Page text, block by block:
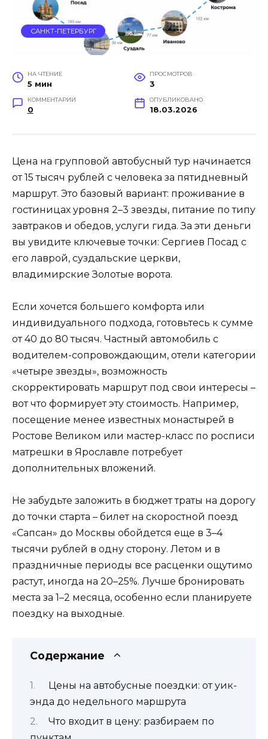
САНКТ-ПЕТЕРБУРГ
НА ЧТЕНИЕ
5 мин
ПРОСМОТРОВ
3
КОММЕНТАРИИ
0
ОПУБЛИКОВАНО
18.03.2026
Цена на групповой автобусный тур начинается
от 15 тысяч рублей с человека за пятидневный
маршрут. Это базовый вариант: проживание в
гостиницах уровня 2–3 звезды, питание по типу
завтраков и обедов, услуги гида. За эти деньги
вы увидите ключевые точки: Сергиев Посад с
его лаврой, суздальские церкви,
владимирские Золотые ворота.
Если хочется большего комфорта или
индивидуального подхода, готовьтесь к сумме
от 40 до 80 тысяч. Частный автомобиль с
водителем-сопровождающим, отели категории
«четыре звезды», возможность
скорректировать маршрут под свои интересы –
вот что формирует эту стоимость. Например,
посещение менее известных монастырей в
Ростове Великом или мастер-класс по росписи
матрешки в Ярославле потребует
дополнительных вложений.
Не забудьте заложить в бюджет траты на дорогу
до точки старта – билет на скоростной поезд
«Сапсан» до Москвы обойдется еще в 3–4
тысячи рублей в одну сторону. Летом и в
праздничные периоды все расценки ощутимо
растут, иногда на 20–25%. Лучше бронировать
места за 1–2 месяца, особенно если планируете
поездку на выходные.
Содержание
Цены на автобусные поездки: от уик-
энда до недельного маршрута
Что входит в цену: разбираем по